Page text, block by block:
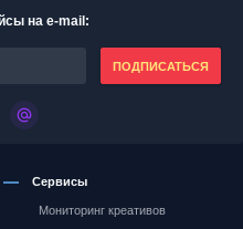
на e-mail:
ПОДПИСАТЬСЯ
Сервисы
Мониторинг креативов